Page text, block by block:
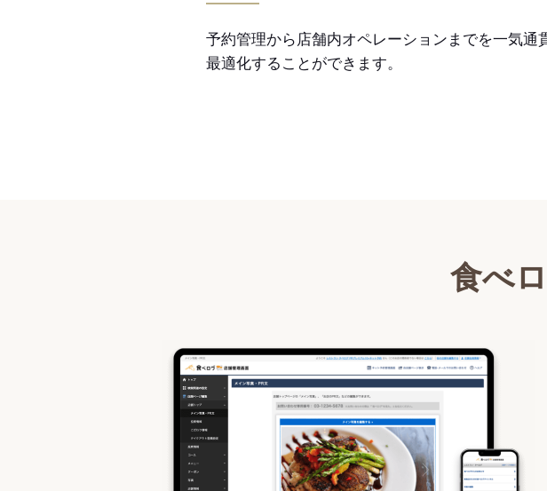
予約管理から店舗内オペレーションまでを一気通
最適化することができます。
食べ